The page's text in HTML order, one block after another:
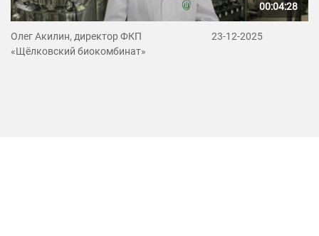
00:04:28
Олег Акилин, директор ФКП
«Щёлковский биокомбинат»
23-12-2025